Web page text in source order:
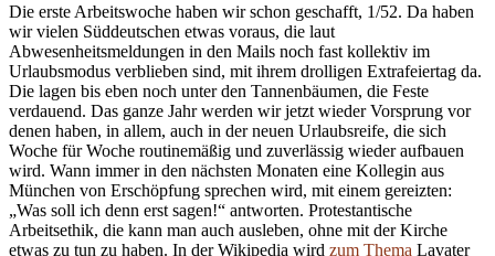
Die erste Arbeitswoche haben wir schon geschafft, 1/52. Da haben
wir vielen Süddeutschen etwas voraus, die laut
Abwesenheitsmeldungen in den Mails noch fast kollektiv im
Urlaubsmodus verblieben sind, mit ihrem drolligen Extrafeiertag da.
Die lagen bis eben noch unter den Tannenbäumen, die Feste
verdauend. Das ganze Jahr werden wir jetzt wieder Vorsprung vor
denen haben, in allem, auch in der neuen Urlaubsreife, die sich
Woche für Woche routinemäßig und zuverlässig wieder aufbauen
wird. Wann immer in den nächsten Monaten eine Kollegin aus
München von Erschöpfung sprechen wird, mit einem gereizten:
„Was soll ich denn erst sagen!“ antworten. Protestantische
Arbeitsethik, die kann man auch ausleben, ohne mit der Kirche
etwas zu tun zu haben. In der Wikipedia wird zum Thema Lavater